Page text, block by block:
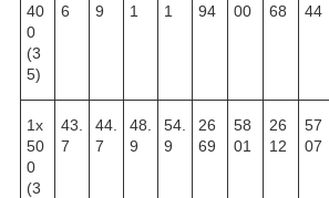
40
0
(3
5)
6
9
1
1
94
00
68
44
1х
50
0
(3
43.
7
44.
7
48.
9
54.
9
26
69
58
01
26
12
57
07